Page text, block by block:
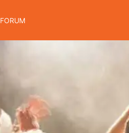
FORUM